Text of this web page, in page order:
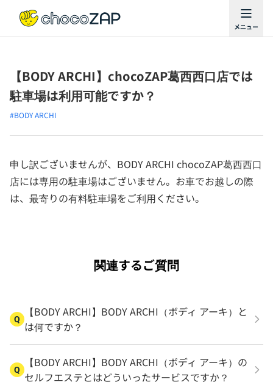
【BODY ARCHI】chocoZAP葛西西口店では
駐車場は利用可能ですか？
#BODY ARCHI
申し訳ございませんが、BODY ARCHI chocoZAP葛西西口
店には専用の駐車場はございません。お車でお越しの際
は、最寄りの有料駐車場をご利用ください。
関連するご質問
Q
【BODY ARCHI】BODY ARCHI（ボディ アーキ）と
は何ですか？
Q
【BODY ARCHI】BODY ARCHI（ボディ アーキ）の
セルフエステとはどういったサービスですか？